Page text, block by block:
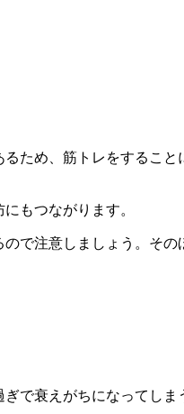
ため、筋トレをするこ
もつながります。
で注意しましょう。そ
で衰えがちになってしま